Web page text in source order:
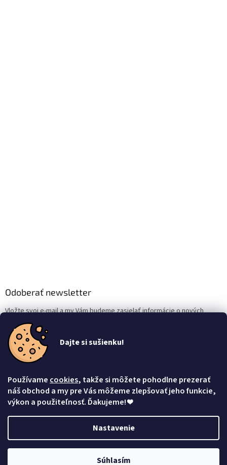
Dajte si sušienku!
Používame cookies, takže si môžete pohodlne prezerať
náš obchod a my pre Vás môžeme zlepšovať jeho funkcie,
výkon a použiteľnosť. Ďakujeme!❤
Nastavenie
Súhlasím
Odoberať newsletter
Vložte svoj e-mail a my Vám budeme zasielať informácie o nových
produktoch na našom e-shope.
Email
Vložením e-mailu súhlasíte s
Prihlásiť sa
Vytvoril Shoptet
Mačacia mama. Všetky práva vyhradené.